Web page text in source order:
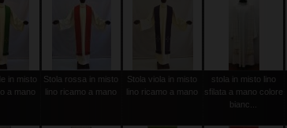
in misto
a mano
Stola rossa in misto
lino ricamo a mano
Stola viola in misto
lino ricamo a mano
stola in misto lino
sfilata a mano colore
bianc...